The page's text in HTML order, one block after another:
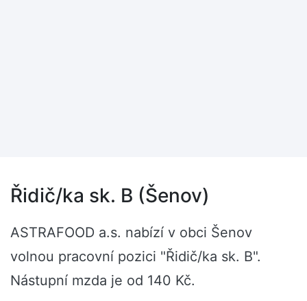
Řidič/ka sk. B (Šenov)
ASTRAFOOD a.s. nabízí v obci Šenov
volnou pracovní pozici "Řidič/ka sk. B".
Nástupní mzda je od 140 Kč.